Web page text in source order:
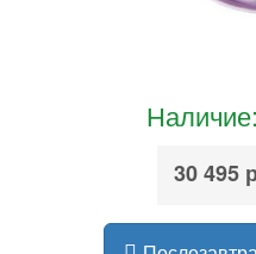
30 495